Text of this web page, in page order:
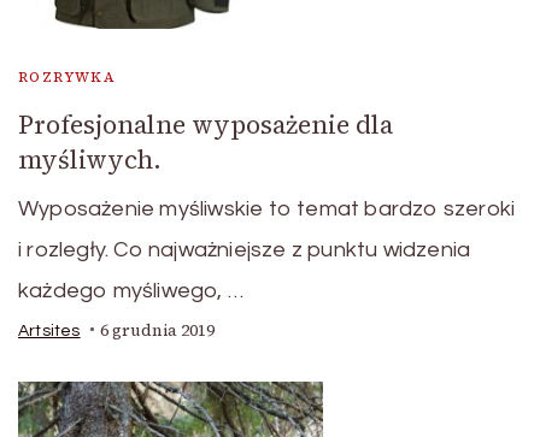
ROZRYWKA
Profesjonalne wyposażenie dla
myśliwych.
Wyposażenie myśliwskie to temat bardzo szeroki
i rozległy. Co najważniejsze z punktu widzenia
każdego myśliwego, …
Artsites 6 grudnia 2019